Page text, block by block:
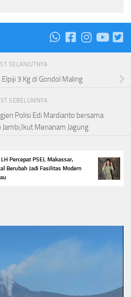
SELANJUTNYA
Elpiji 3 Kg di Gondol Maling
SEBELUMNYA
Polisi Edi Mardianto bersama
Menanam Jagung
PSEL Makassar,
Jadi Fasilitas Modern
5 Tren
Favorit